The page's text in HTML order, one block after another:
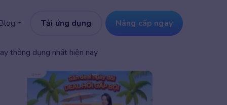
Tải ứng dụng Nâng cấp ngay
thông dụng nhất hiện nay